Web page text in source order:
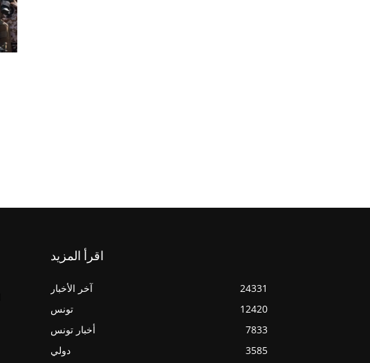
اقرأ المزيد
آخر الأخبار
24331
تونس
12420
أخبار تونس
7833
دولي
3585